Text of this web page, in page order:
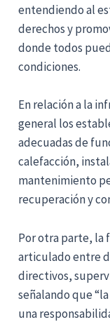
entendiendo al
derechos y
donde todos
condiciones.
En relación a la
general los
adecuadas de
calefacción,
mantenimiento
recuperación y
Por otra parte, la
articulado entre
directivos,
señalando que
una